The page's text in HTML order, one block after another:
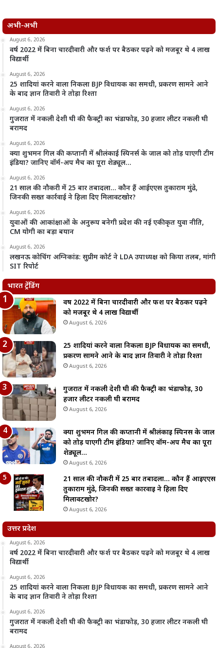
अभी-अभी
August 6, 2026
वर्ष 2022 में बिना चारदीवारी और फर्श पर बैठकर पढ़ने को मजबूर थे 4 लाख
विद्यार्थी
August 6, 2026
25 शादियां करने वाला निकला BJP विधायक का समधी, प्रकरण सामने आने
के बाद ज्ञान तिवारी ने तोड़ा रिश्ता
August 6, 2026
गुजरात में नकली देशी घी की फैक्ट्री का भंडाफोड़, 30 हजार लीटर नकली घी
बरामद
August 6, 2026
क्या शुभमन गिल की कप्तानी में श्रीलंकाई स्पिनर्स के जाल को तोड़ पाएगी टीम
इंडिया? जानिए वॉर्म-अप मैच का पूरा शेड्यूल…
August 6, 2026
21 साल की नौकरी में 25 बार तबादला… कौन हैं आईएएस तुकाराम मुंढे,
जिनकी सख्त कार्रवाई ने हिला दिए मिलावटखोर?
August 6, 2026
युवाओं की आकांक्षाओं के अनुरूप बनेगी प्रदेश की नई एकीकृत युवा नीति,
CM योगी का बड़ा बयान
August 6, 2026
लखनऊ कोचिंग अग्निकांड: सुप्रीम कोर्ट ने LDA उपाध्यक्ष को किया तलब, मांगी
SIT रिपोर्ट
भारत ट्रेंडिंग
वर्ष 2022 में बिना चारदीवारी और फर्श पर बैठकर पढ़ने
को मजबूर थे 4 लाख विद्यार्थी
August 6, 2026
25 शादियां करने वाला निकला BJP विधायक का समधी,
प्रकरण सामने आने के बाद ज्ञान तिवारी ने तोड़ा रिश्ता
August 6, 2026
गुजरात में नकली देशी घी की फैक्ट्री का भंडाफोड़, 30
हजार लीटर नकली घी बरामद
August 6, 2026
क्या शुभमन गिल की कप्तानी में श्रीलंकाई स्पिनर्स के जाल
को तोड़ पाएगी टीम इंडिया? जानिए वॉर्म-अप मैच का पूरा
शेड्यूल…
August 6, 2026
21 साल की नौकरी में 25 बार तबादला… कौन हैं आईएएस
तुकाराम मुंढे, जिनकी सख्त कार्रवाई ने हिला दिए
मिलावटखोर?
August 6, 2026
उत्तर प्रदेश
August 6, 2026
वर्ष 2022 में बिना चारदीवारी और फर्श पर बैठकर पढ़ने को मजबूर थे 4 लाख
विद्यार्थी
August 6, 2026
25 शादियां करने वाला निकला BJP विधायक का समधी, प्रकरण सामने आने
के बाद ज्ञान तिवारी ने तोड़ा रिश्ता
August 6, 2026
गुजरात में नकली देशी घी की फैक्ट्री का भंडाफोड़, 30 हजार लीटर नकली घी
बरामद